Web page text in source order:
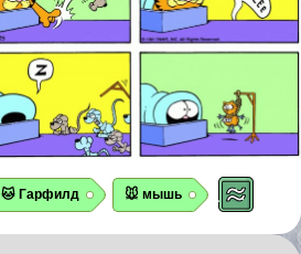
🐱 Гарфилд 🐭 мышь